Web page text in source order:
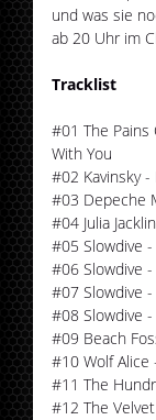
und was sie
ab 20 Uhr im
Tracklist
#01 The Pains
With You
#02 Kavinsky -
#03 Depeche
#04 Julia
#05 Slowdive
#06 Slowdive
#07 Slowdive -
#08 Slowdive -
#09 Beach
#10 Wolf Alice
#11 The
#12 The